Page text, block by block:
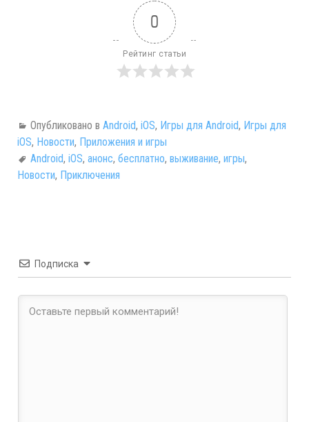
0
Рейтинг статьи
Опубликовано в Android, iOS, Игры для Android, Игры для
iOS, Новости, Приложения и игры
Android, iOS, анонс, бесплатно, выживание, игры,
Новости, Приключения
Подписка